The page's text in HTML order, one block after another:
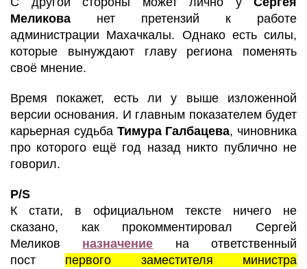
Меликова нет претензий к работе
администрации Махачкалы. Однако есть силы,
которые вынуждают главу региона поменять
своё мнение.
Время покажет, есть ли у выше изложенной
версии основания. И главным показателем будет
карьерная судьба Тимура Галбацева, чиновника
про которого ещё год назад никто публично не
говорил.
P/S
К стати, в официальном тексте ничего не
сказано, как прокомментировал Сергей
Меликов назначение на ответственный
пост первого заместителя министра